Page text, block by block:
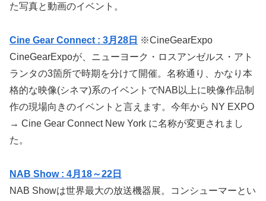
た写真と動画のイベント。
Cine Gear Connect : 3月28日 ※CineGearExpo
CineGearExpoが、ニューヨーク・ロスアンゼルス・アト
ランタの3箇所で時期を分けて開催。名称通り、かなり本
格的な映像(シネマ)系のイベントでNAB以上に映像作品制
作の現場向きのイベントと言えます。今年から NY EXPO
→ Cine Gear Connect New York に名称が変更されまし
た。
NAB Show : 4月18～22日
NAB Showは世界最大の放送機器展。コンシューマーとい